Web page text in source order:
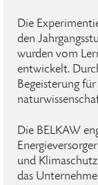
Die
den
wurden vom
entwickelt.
Begeisterung für
Die BELKAW
und
das